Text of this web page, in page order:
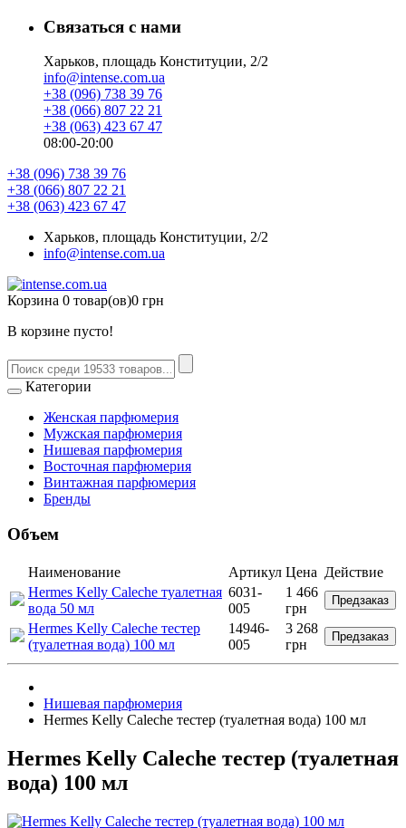
Связаться с нами
Харьков, площадь Конституции, 2/2
info@intense.com.ua
+38 (096) 738 39 76
+38 (066) 807 22 21
+38 (063) 423 67 47
08:00-20:00
+38 (096) 738 39 76
+38 (066) 807 22 21
+38 (063) 423 67 47
Харьков, площадь Конституции, 2/2
info@intense.com.ua
Корзина 0 товар(ов)0 грн
В корзине пусто!
Категории
Женская парфюмерия
Мужская парфюмерия
Нишевая парфюмерия
Восточная парфюмерия
Винтажная парфюмерия
Бренды
Объем
Наименование Артикул Цена Действие
Hermes Kelly Caleche туалетная
вода 50 мл
6031-
005
1 466
грн
Предзаказ
Hermes Kelly Caleche тестер
(туалетная вода) 100 мл
14946-
005
3 268
грн
Предзаказ
Нишевая парфюмерия
Hermes Kelly Caleche тестер (туалетная вода) 100 мл
Hermes Kelly Caleche тестер (туалетная
вода) 100 мл